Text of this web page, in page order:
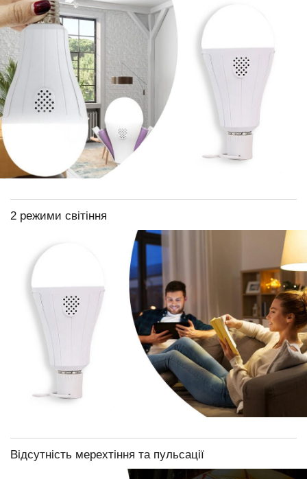
2 режими світіння
Відсутність мерехтіння та пульсації